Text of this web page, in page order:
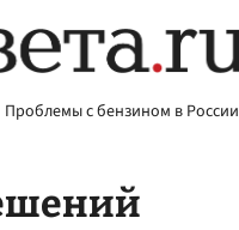
Проблемы с бензином в России